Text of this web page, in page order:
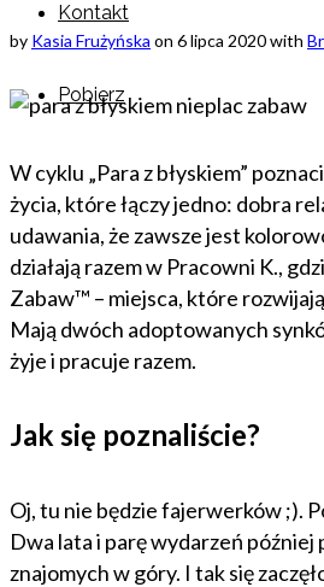
Kontakt
Pobierz
by Kasia Frużyńska on 6 lipca 2020with
W cyklu „Para z błyskiem”
życia, które łączy jedno: dobra
udawania, że zawsze jest
działają razem w Pracowni K.,
Zabaw™ – miejsca, które
Mają dwóch adoptowanych
żyje i pracuje razem.
Jak się poznaliście?
Oj, tu nie będzie fajerwerków ;).
Dwa lata i parę wydarzeń
znajomych w góry. I tak się